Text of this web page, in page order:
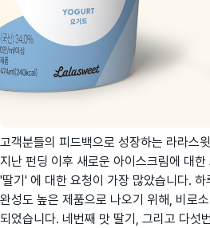
고객분들의 피드백으로 성장하는 라라스
지난 펀딩 이후 새로운 아이스크림에 대
'딸기' 에 대한 요청이 가장 많았습니다.
완성도 높은 제품으로 나오기 위해, 비로
되었습니다. 네번째 맛 딸기, 그리고 다섯